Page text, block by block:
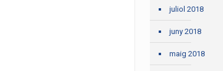
juliol 2018
juny 2018
maig 2018